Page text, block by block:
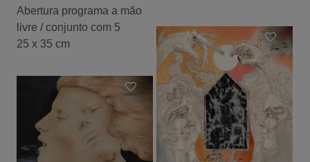
Abertura programa a mão
livre / conjunto com 5
25 x 35 cm